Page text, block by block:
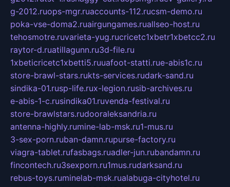
g-2012.ruops-mgr.ruaccounts-112.rucsm-demo.ru
poka-vse-doma2.ruairgungames.ruallseo-host.ru
tehosmotre.ruvarieta-yug.rucricetc1xbetr1xbetcc2.ru
raytor-d.ruatillagunn.ru3d-file.ru
1xbeticricetc1xbetti5.ruuafoot-statti.rue-abis1c.ru
store-brawl-stars.rukts-services.rudark-sand.ru
sindika-01.rusp-life.rux-legion.rusib-archives.ru
e-abis-1-c.rusindika01.ruvenda-festival.ru
store-brawlstars.rudooraleksandria.ru
antenna-highly.rumine-lab-msk.ru1-mus.ru
3-sex-porn.ruban-damn.rupurse-factory.ru
viagra-tablet.rufasbags.ruadler-jun.rubandamn.ru
fincontech.ru3sexporn.ru1mus.rudarksand.ru
rebus-toys.ruminelab-msk.rualabuga-cityhotel.ru